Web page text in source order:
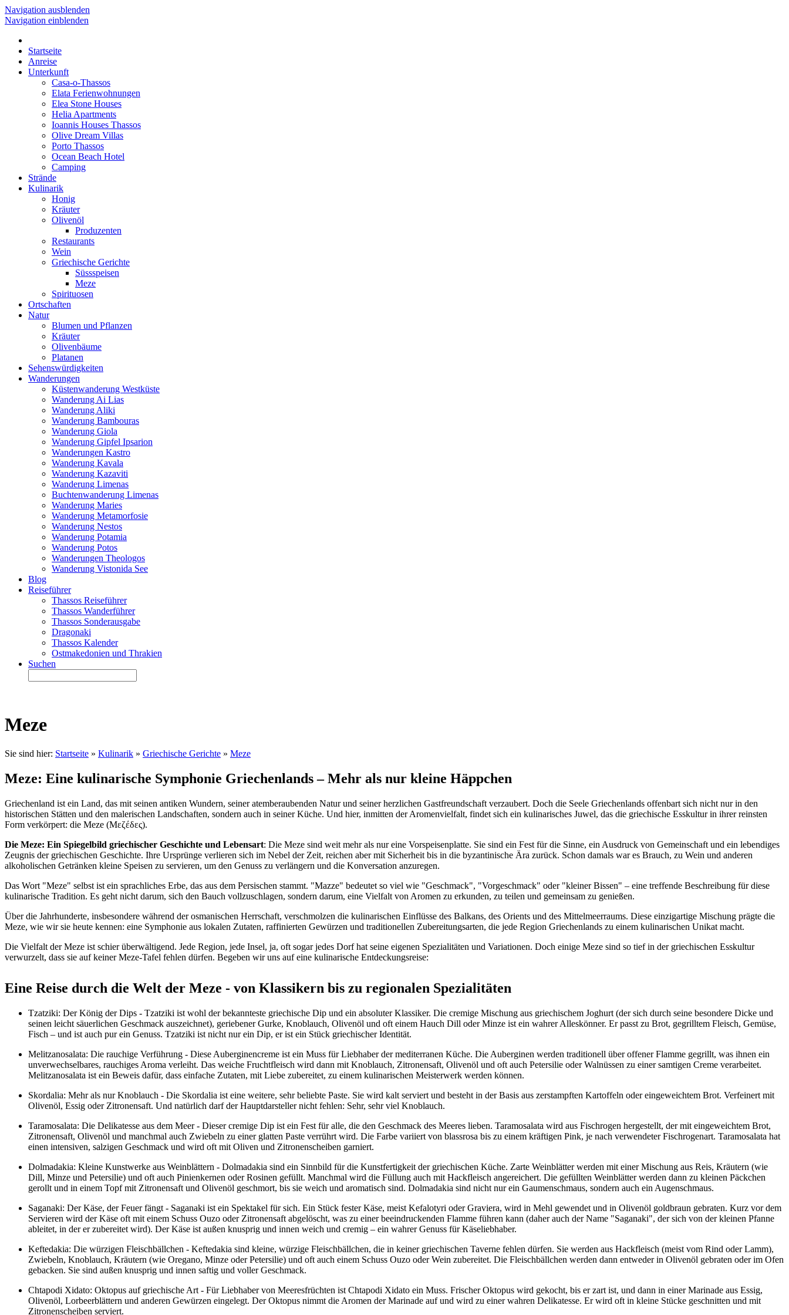
Navigation ausblenden
Navigation einblenden
Startseite
Anreise
Unterkunft
Casa-o-Thassos
Elata Ferienwohnungen
Elea Stone Houses
Helia Apartments
Ioannis Houses Thassos
Olive Dream Villas
Porto Thassos
Ocean Beach Hotel
Camping
Strände
Kulinarik
Honig
Kräuter
Olivenöl
Produzenten
Restaurants
Wein
Griechische Gerichte
Süssspeisen
Meze
Spirituosen
Ortschaften
Natur
Blumen und Pflanzen
Kräuter
Olivenbäume
Platanen
Sehenswürdigkeiten
Wanderungen
Küstenwanderung Westküste
Wanderung Ai Lias
Wanderung Aliki
Wanderung Bambouras
Wanderung Giola
Wanderung Gipfel Ipsarion
Wanderungen Kastro
Wanderung Kavala
Wanderung Kazaviti
Wanderung Limenas
Buchtenwanderung Limenas
Wanderung Maries
Wanderung Metamorfosie
Wanderung Nestos
Wanderung Potamia
Wanderung Potos
Wanderungen Theologos
Wanderung Vistonida See
Blog
Reiseführer
Thassos Reiseführer
Thassos Wanderführer
Thassos Sonderausgabe
Dragonaki
Thassos Kalender
Ostmakedonien und Thrakien
Suchen
Meze
Sie sind hier: Startseite » Kulinarik » Griechische Gerichte » Meze
Meze: Eine kulinarische Symphonie Griechenlands – Mehr als nur kleine Häppchen
Griechenland ist ein Land, das mit seinen antiken Wundern, seiner atemberaubenden Natur und seiner herzlichen Gastfreundschaft verzaubert. Doch die Seele Griechenlands offenbart sich nicht nur in den
historischen Stätten und den malerischen Landschaften, sondern auch in seiner Küche. Und hier, inmitten der Aromenvielfalt, findet sich ein kulinarisches Juwel, das die griechische Esskultur in ihrer reinsten
Form verkörpert: die Meze (Μεζέδες).
Die Meze: Ein Spiegelbild griechischer Geschichte und Lebensart: Die Meze sind weit mehr als nur eine Vorspeisenplatte. Sie sind ein Fest für die Sinne, ein Ausdruck von Gemeinschaft und ein lebendiges
Zeugnis der griechischen Geschichte. Ihre Ursprünge verlieren sich im Nebel der Zeit, reichen aber mit Sicherheit bis in die byzantinische Ära zurück. Schon damals war es Brauch, zu Wein und anderen
alkoholischen Getränken kleine Speisen zu servieren, um den Genuss zu verlängern und die Konversation anzuregen.
Das Wort "Meze" selbst ist ein sprachliches Erbe, das aus dem Persischen stammt. "Mazze" bedeutet so viel wie "Geschmack", "Vorgeschmack" oder "kleiner Bissen" – eine treffende Beschreibung für diese
kulinarische Tradition. Es geht nicht darum, sich den Bauch vollzuschlagen, sondern darum, eine Vielfalt von Aromen zu erkunden, zu teilen und gemeinsam zu genießen.
Über die Jahrhunderte, insbesondere während der osmanischen Herrschaft, verschmolzen die kulinarischen Einflüsse des Balkans, des Orients und des Mittelmeerraums. Diese einzigartige Mischung prägte die
Meze, wie wir sie heute kennen: eine Symphonie aus lokalen Zutaten, raffinierten Gewürzen und traditionellen Zubereitungsarten, die jede Region Griechenlands zu einem kulinarischen Unikat macht.
Die Vielfalt der Meze ist schier überwältigend. Jede Region, jede Insel, ja, oft sogar jedes Dorf hat seine eigenen Spezialitäten und Variationen. Doch einige Meze sind so tief in der griechischen Esskultur
verwurzelt, dass sie auf keiner Meze-Tafel fehlen dürfen. Begeben wir uns auf eine kulinarische Entdeckungsreise:
Eine Reise durch die Welt der Meze - von Klassikern bis zu regionalen Spezialitäten
Tzatziki: Der König der Dips - Tzatziki ist wohl der bekannteste griechische Dip und ein absoluter Klassiker. Die cremige Mischung aus griechischem Joghurt (der sich durch seine besondere Dicke und
seinen leicht säuerlichen Geschmack auszeichnet), geriebener Gurke, Knoblauch, Olivenöl und oft einem Hauch Dill oder Minze ist ein wahrer Alleskönner. Er passt zu Brot, gegrilltem Fleisch, Gemüse,
Fisch – und ist auch pur ein Genuss. Tzatziki ist nicht nur ein Dip, er ist ein Stück griechischer Identität.
Melitzanosalata: Die rauchige Verführung - Diese Auberginencreme ist ein Muss für Liebhaber der mediterranen Küche. Die Auberginen werden traditionell über offener Flamme gegrillt, was ihnen ein
unverwechselbares, rauchiges Aroma verleiht. Das weiche Fruchtfleisch wird dann mit Knoblauch, Zitronensaft, Olivenöl und oft auch Petersilie oder Walnüssen zu einer samtigen Creme verarbeitet.
Melitzanosalata ist ein Beweis dafür, dass einfache Zutaten, mit Liebe zubereitet, zu einem kulinarischen Meisterwerk werden können.
Skordalia: Mehr als nur Knoblauch - Die Skordalia ist eine weitere, sehr beliebte Paste. Sie wird kalt serviert und besteht in der Basis aus zerstampften Kartoffeln oder eingeweichtem Brot. Verfeinert mit
Olivenöl, Essig oder Zitronensaft. Und natürlich darf der Hauptdarsteller nicht fehlen: Sehr, sehr viel Knoblauch.
Taramosalata: Die Delikatesse aus dem Meer - Dieser cremige Dip ist ein Fest für alle, die den Geschmack des Meeres lieben. Taramosalata wird aus Fischrogen hergestellt, der mit eingeweichtem Brot,
Zitronensaft, Olivenöl und manchmal auch Zwiebeln zu einer glatten Paste verrührt wird. Die Farbe variiert von blassrosa bis zu einem kräftigen Pink, je nach verwendeter Fischrogenart. Taramosalata hat
einen intensiven, salzigen Geschmack und wird oft mit Oliven und Zitronenscheiben garniert.
Dolmadakia: Kleine Kunstwerke aus Weinblättern - Dolmadakia sind ein Sinnbild für die Kunstfertigkeit der griechischen Küche. Zarte Weinblätter werden mit einer Mischung aus Reis, Kräutern (wie
Dill, Minze und Petersilie) und oft auch Pinienkernen oder Rosinen gefüllt. Manchmal wird die Füllung auch mit Hackfleisch angereichert. Die gefüllten Weinblätter werden dann zu kleinen Päckchen
gerollt und in einem Topf mit Zitronensaft und Olivenöl geschmort, bis sie weich und aromatisch sind. Dolmadakia sind nicht nur ein Gaumenschmaus, sondern auch ein Augenschmaus.
Saganaki: Der Käse, der Feuer fängt - Saganaki ist ein Spektakel für sich. Ein Stück fester Käse, meist Kefalotyri oder Graviera, wird in Mehl gewendet und in Olivenöl goldbraun gebraten. Kurz vor dem
Servieren wird der Käse oft mit einem Schuss Ouzo oder Zitronensaft abgelöscht, was zu einer beeindruckenden Flamme führen kann (daher auch der Name "Saganaki", der sich von der kleinen Pfanne
ableitet, in der er zubereitet wird). Der Käse ist außen knusprig und innen weich und cremig – ein wahrer Genuss für Käseliebhaber.
Keftedakia: Die würzigen Fleischbällchen - Keftedakia sind kleine, würzige Fleischbällchen, die in keiner griechischen Taverne fehlen dürfen. Sie werden aus Hackfleisch (meist vom Rind oder Lamm),
Zwiebeln, Knoblauch, Kräutern (wie Oregano, Minze oder Petersilie) und oft auch einem Schuss Ouzo oder Wein zubereitet. Die Fleischbällchen werden dann entweder in Olivenöl gebraten oder im Ofen
gebacken. Sie sind außen knusprig und innen saftig und voller Geschmack.
Chtapodi Xidato: Oktopus auf griechische Art - Für Liebhaber von Meeresfrüchten ist Chtapodi Xidato ein Muss. Frischer Oktopus wird gekocht, bis er zart ist, und dann in einer Marinade aus Essig,
Olivenöl, Lorbeerblättern und anderen Gewürzen eingelegt. Der Oktopus nimmt die Aromen der Marinade auf und wird zu einer wahren Delikatesse. Er wird oft in kleine Stücke geschnitten und mit
Zitronenscheiben serviert.